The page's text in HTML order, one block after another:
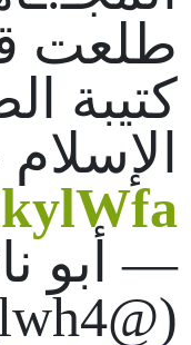
طلعت
كتيبة
— أبو
(@q_lwh4)